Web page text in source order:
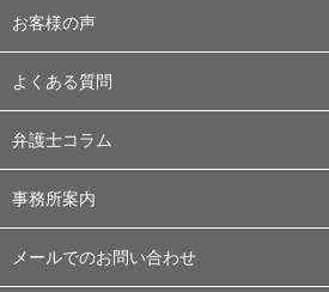
お客様の声
よくある質問
弁護士コラム
事務所案内
メールでのお問い合わせ